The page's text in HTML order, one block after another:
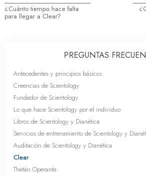
¿Cuánto tiempo hace falta
para llegar a Clear?
PREGUNTAS
Antecedentes y principios básicos
Creencias de Scientology
Fundador de Scientology
Lo que hace Scientology por el individuo
Libros de Scientology y Dianética
Servicios de entrenamiento de Scientology y
Auditación de Scientology y Dianética
Clear
Thetán Operante